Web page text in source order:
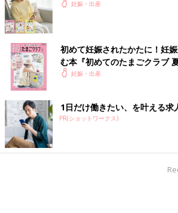
妊娠・出産
初めて妊娠されたかたに！妊
む本『初めてのたまごクラブ 夏
妊娠・出産
1日だけ働きたい、を叶える求
PR(ショットワークス)